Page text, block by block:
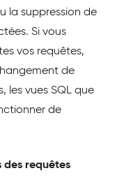
la suppression de
Si vous
vos requêtes,
de
les vues SQL que
de
requêtes